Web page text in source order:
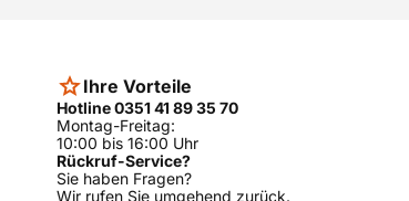
Ihre Vorteile
Hotline 0351 41 89 35 70
Montag-Freitag:
10:00 bis 16:00 Uhr
Rückruf-Service?
Sie haben Fragen?
Wir rufen Sie umgehend zurück.